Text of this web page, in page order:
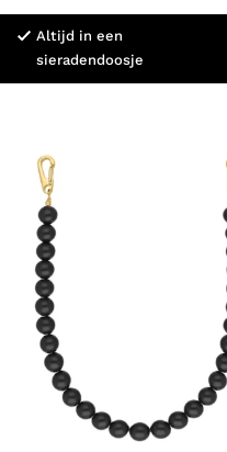
Altijd in een
sieradendoosje